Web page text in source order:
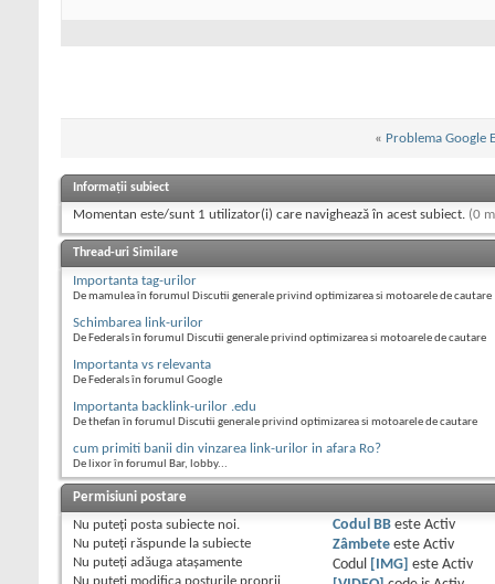
« Problema Google
Informații subiect
Momentan este/sunt 1 utilizator(i) care navighează în acest subiect. (0
Thread-uri Similare
Importanta tag-urilor
De mamulea în forumul Discutii generale privind optimizarea si motoarele de cautare
Schimbarea link-urilor
De Federals în forumul Discutii generale privind optimizarea si motoarele de cautare
Importanta vs relevanta
De Federals în forumul Google
Importanta backlink-urilor .edu
De thefan în forumul Discutii generale privind optimizarea si motoarele de cautare
cum primiti banii din vinzarea link-urilor in afara Ro?
De lixor în forumul Bar, lobby...
Permisiuni postare
Nu puteţi posta subiecte noi.
Nu puteţi răspunde la subiecte
Nu puteţi adăuga ataşamente
Nu puteţi modifica posturile proprii
Codul BBeste Activ
Zâmbeteeste Activ
Codul
[IMG] este Activ